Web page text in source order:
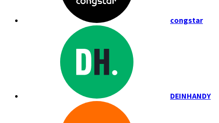
congstar
DEINHANDY